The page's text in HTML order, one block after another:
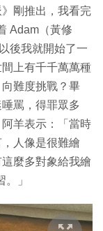
剛推出，我看完
Adam（黃修
後我就開始了一
上有千千萬萬種
難度挑戰？畢
罵，得罪眾多
阿羊表示：「當時
人像是很難繪
麼多對象給我繪
」